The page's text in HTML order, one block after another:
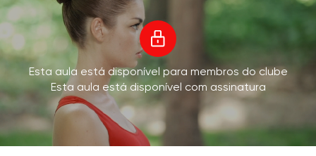
Esta aula está disponível para membros do clube
Esta aula está disponível com assinatura